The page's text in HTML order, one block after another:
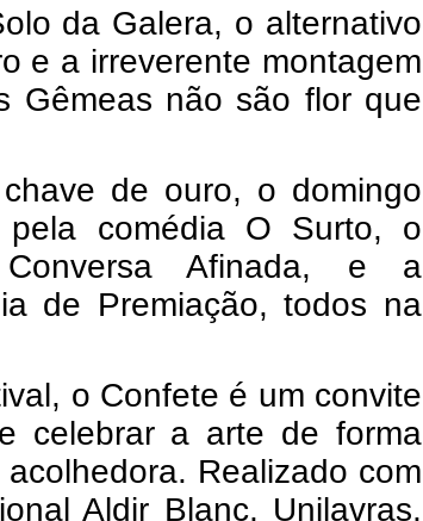
da Galera, o alternativo
e a irreverente montagem
Gêmeas não são flor que
de ouro, o domingo
pela comédia O Surto, o
Afinada, e a
de Premiação, todos na
o Confete é um convite
celebrar a arte de forma
Realizado com
Aldir Blanc, Unilavras,